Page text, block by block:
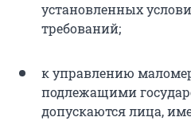
установленных
требований;
к управлению
подлежащими
допускаются лица,